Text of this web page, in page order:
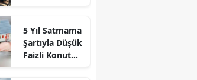
5 Yıl Satmama
Şartıyla Düşük
Faizli Konut